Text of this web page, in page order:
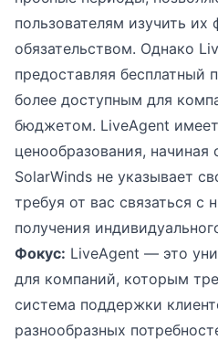
пользователям изучить их
обязательством. Однако
предоставляя бесплатный
более доступным для
бюджетом. LiveAgent
ценообразования, начиная
SolarWinds не указывает
требуя от вас связаться с
получения
Фокус: LiveAgent — это
для компаний, которым
система поддержки
разнообразных